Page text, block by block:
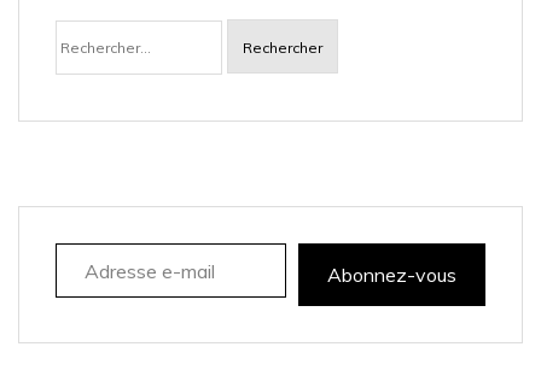
i
a
Rechercher :
Adresse e-mail
Abonnez-vous